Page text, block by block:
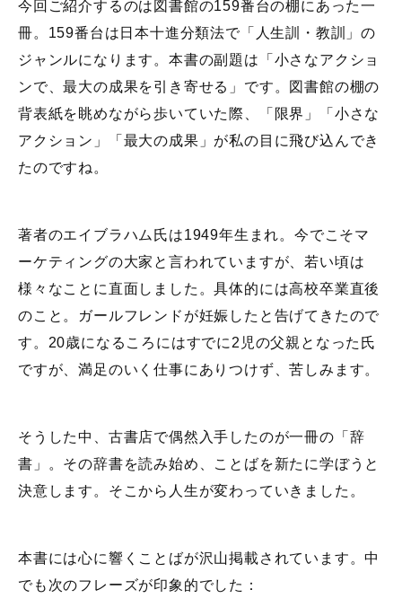
今回ご紹介するのは図書館の159番台の棚にあった一
冊。159番台は日本十進分類法で「人生訓・教訓」の
ジャンルになります。本書の副題は「小さなアクショ
ンで、最大の成果を引き寄せる」です。図書館の棚の
背表紙を眺めながら歩いていた際、「限界」「小さな
アクション」「最大の成果」が私の目に飛び込んでき
たのですね。
著者のエイブラハム氏は1949年生まれ。今でこそマ
ーケティングの大家と言われていますが、若い頃は
様々なことに直面しました。具体的には高校卒業直後
のこと。ガールフレンドが妊娠したと告げてきたので
す。20歳になるころにはすでに2児の父親となった氏
ですが、満足のいく仕事にありつけず、苦しみます。
そうした中、古書店で偶然入手したのが一冊の「辞
書」。その辞書を読み始め、ことばを新たに学ぼうと
決意します。そこから人生が変わっていきました。
本書には心に響くことばが沢山掲載されています。中
でも次のフレーズが印象的でした：